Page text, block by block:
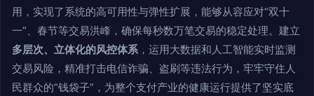
用，实现了系统的高可用性与弹性扩展，能够从容应对“双十
一”、春节等交易洪峰，确保每秒数万笔交易的稳定处理。建立
多层次、立体化的风控体系 ，运用大数据和人工智能实时监测
交易风险，精准打击电信诈骗、盗刷等违法行为，牢牢守住人
民群众的“钱袋子”，为整个支付产业的健康运行提供了坚实底